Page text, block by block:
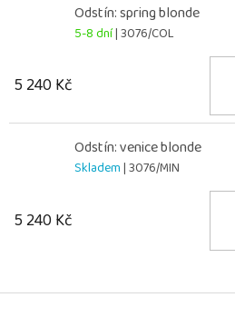
Odstín: spring blonde
5-8 dní| 3076/COL
5 240 Kč
Odstín: venice blonde
Skladem| 3076/MIN
5 240 Kč
Z